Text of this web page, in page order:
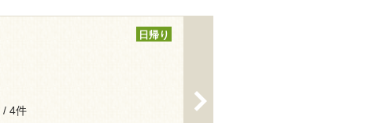
日帰り
/ 4件